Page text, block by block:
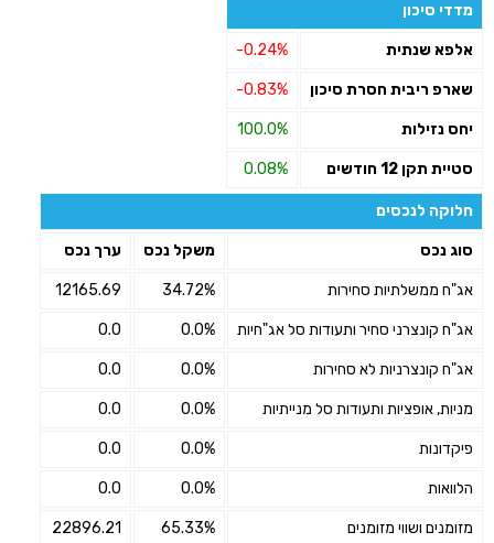
מדדי סיכון
אלפא שנתית -0.24%
שארפ ריבית חסרת סיכון -0.83%
יחס נזילות 100.0%
סטיית תקן 12 חודשים 0.08%
חלוקה לנכסים
סוג נכס משקל נכס ערך נכס
אג"ח ממשלתיות סחירות 34.72%
12165.69
אג"ח קונצרני סחיר ותעודות סל אג"חיות 0.0%
0.0
אג"ח קונצרניות לא סחירות 0.0%
0.0
מניות, אופציות ותעודות סל מנייתיות 0.0%
0.0
פיקדונות 0.0%
0.0
הלוואות 0.0%
0.0
מזומנים ושווי מזומנים 65.33%
22896.21